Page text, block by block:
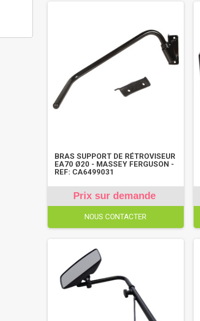
BRAS SUPPORT DE RÉTROVISEUR
EA70 Ø20 - MASSEY FERGUSON -
REF: CA6499031
Prix sur demande
NOUS CONTACTER